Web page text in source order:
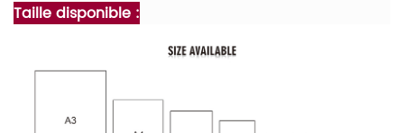
Taille disponible :